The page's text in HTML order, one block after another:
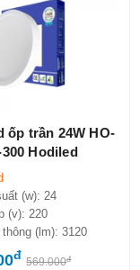
ốp trần 24W HO-
300 Hodiled
(w):24
(v):220
thông (lm):3120
đ 569.000đ